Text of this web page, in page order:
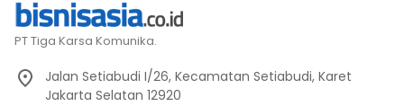
PT Tiga Karsa Komunika.
Jalan Setiabudi I/26, Kecamatan Setiabudi, Karet
Jakarta Selatan 12920